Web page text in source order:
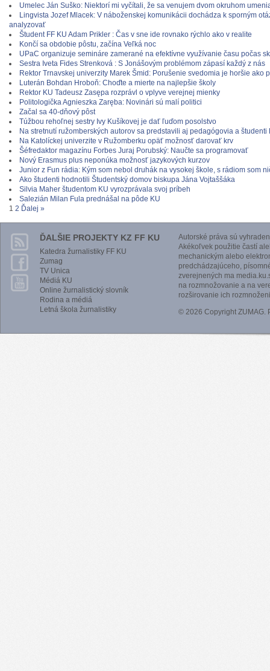
Umelec Ján Suško: Niektorí mi vyčítali, že sa venujem dvom okruhom
Lingvista Jozef Mlacek: V náboženskej komunikácii dochádza k sporným
analyzovať
Študent FF KU Adam Prikler : Čas v sne ide rovnako rýchlo ako v realite
Končí sa obdobie pôstu, začína Veľká noc
UPaC organizuje semináre zamerané na efektívne využívanie času počas
Sestra Iveta Fides Strenková : S Jonášovým problémom zápasí každý z nás
Rektor Trnavskej univerzity Marek Šmid: Porušenie svedomia je horšie ako
Luterán Bohdan Hroboň: Choďte a mierte na najlepšie školy
Rektor KU Tadeusz Zasępa rozprávl o vplyve verejnej mienky
Politologička Agnieszka Zaręba: Novinári sú malí politici
Začal sa 40-dňový pôst
Túžbou rehoľnej sestry Ivy Kušíkovej je dať ľuďom posolstvo
Na stretnutí ružomberských autorov sa predstavili aj pedagógovia a študenti
Na Katolíckej univerzite v Ružomberku opäť možnosť darovať krv
Šéfredaktor magazínu Forbes Juraj Porubský: Naučte sa programovať
Nový Erasmus plus neponúka možnosť jazykových kurzov
Junior z Fun rádia: Kým som nebol druhák na vysokej škole, s rádiom som
Ako študenti hodnotili Študentský domov biskupa Jána Vojtaššáka
Silvia Maher študentom KU vyrozprávala svoj príbeh
Salezián Milan Fula prednášal na pôde KU
1 2 Ďalej »
ĎALŠIE PROJEKTY KZ FF KU
Katedra žurnalistiky FF KU
Zumag
TV Unica
Médiá KU
Online žurnalistický slovník
Rodina a médiá
Letná škola žurnalistiky
Autorské práva sú
Akékoľvek použitie častí
mechanickým alebo
predchádzajúceho,
zverejnených ma
na rozmnožovanie a na
rozširovanie ich
© 2026 Copyright ZUMAG.